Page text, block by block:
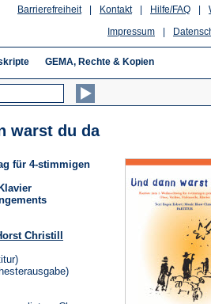
Hilfe/FAQ
Kontakt
Barrierefreiheit
Impressum
GEMA, Rechte & Kopien
warst du da
für 4-stimmigen
Christill